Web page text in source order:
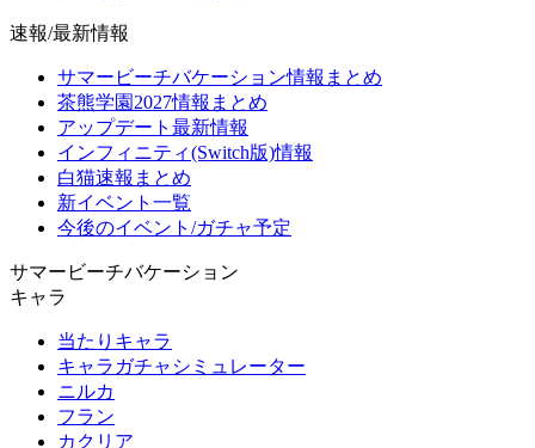
速報/最新情報
サマービーチバケーション情報まとめ
茶熊学園2027情報まとめ
アップデート最新情報
インフィニティ(Switch版)情報
白猫速報まとめ
新イベント一覧
今後のイベント/ガチャ予定
サマービーチバケーション
キャラ
当たりキャラ
キャラガチャシミュレーター
ニルカ
フラン
カクリア